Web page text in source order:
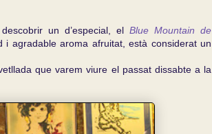
un d’especial, el Blue Mountain de
i agradable aroma afruitat, està considerat un
que varem viure el passat dissabte a la